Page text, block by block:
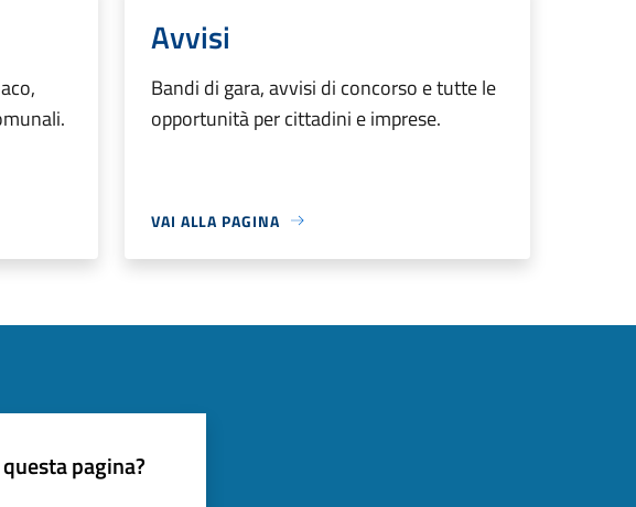
Avvisi
Bandi di gara, avvisi di concorso e tutte le
opportunità per cittadini e imprese.
VAI ALLA PAGINA
pagina?